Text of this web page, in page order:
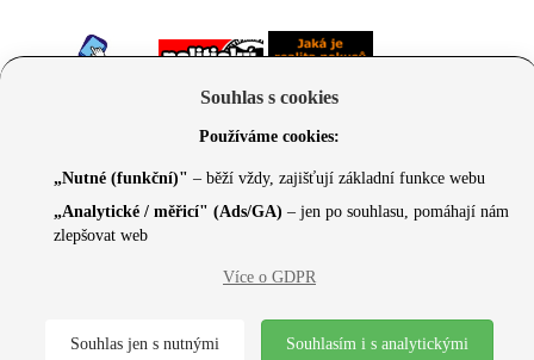
neziskovky.cz) | Design concept by
Souhlas s cookies
Používáme cookies:
„Nutné (funkční)" – běží vždy, zajišťují základní funkce webu
„Analytické / měřicí" (Ads/GA) – jen po souhlasu, pomáhají nám
zlepšovat web
Více o GDPR
Souhlas jen s nutnými Souhlasím i s analytickými